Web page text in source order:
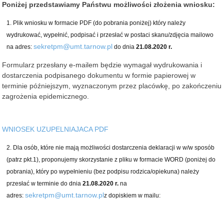
Poniżej przedstawiamy Państwu możliwości złożenia wniosku:
Plik wniosku w formacie PDF (do pobrania poniżej) który należy
wydrukować, wypełnić, podpisać i przesłać w postaci skanu/zdjęcia mailowo
na adres:sekretpm@umt.tarnow.pl do dnia21.08.2020 r.
Formularz przesłany e-mailem będzie wymagał wydrukowania i
dostarczenia podpisanego dokumentu w formie papierowej w
terminie późniejszym, wyznaczonym przez placówkę, po zakończeniu
zagrożenia epidemicznego.
WNIOSEK UZUPELNIAJACA PDF
Dla osób, które nie mają możliwości dostarczenia deklaracji w w/w sposób
(patrz pkt.1), proponujemy skorzystanie z pliku w formacie WORD (poniżej do
pobrania), który po wypełnieniu (bez podpisu rodzica/opiekuna) należy
przesłać w terminie do dnia21.08.2020 r.na
adres:sekretpm@umt.tarnow.plz dopiskiem w mailu: